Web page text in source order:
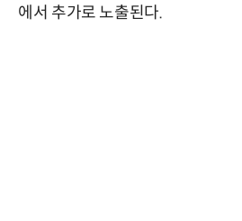
에서 추가로 노출된다.